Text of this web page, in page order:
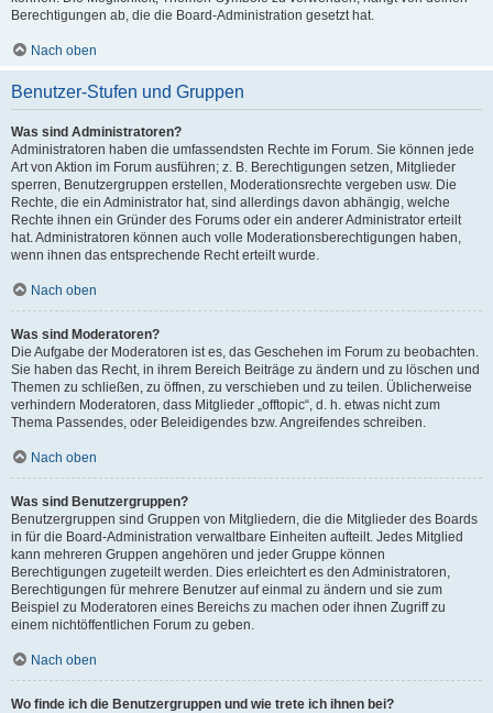
Berechtigungen ab, die die Board-Administration gesetzt hat.
Nach oben
Benutzer-Stufen und Gruppen
Was sind Administratoren?
Administratoren haben die umfassendsten Rechte im Forum. Sie können jede
Art von Aktion im Forum ausführen; z. B. Berechtigungen setzen, Mitglieder
sperren, Benutzergruppen erstellen, Moderationsrechte vergeben usw. Die
Rechte, die ein Administrator hat, sind allerdings davon abhängig, welche
Rechte ihnen ein Gründer des Forums oder ein anderer Administrator erteilt
hat. Administratoren können auch volle Moderationsberechtigungen haben,
wenn ihnen das entsprechende Recht erteilt wurde.
Nach oben
Was sind Moderatoren?
Die Aufgabe der Moderatoren ist es, das Geschehen im Forum zu beobachten.
Sie haben das Recht, in ihrem Bereich Beiträge zu ändern und zu löschen und
Themen zu schließen, zu öffnen, zu verschieben und zu teilen. Üblicherweise
verhindern Moderatoren, dass Mitglieder „offtopic“, d. h. etwas nicht zum
Thema Passendes, oder Beleidigendes bzw. Angreifendes schreiben.
Nach oben
Was sind Benutzergruppen?
Benutzergruppen sind Gruppen von Mitgliedern, die die Mitglieder des Boards
in für die Board-Administration verwaltbare Einheiten aufteilt. Jedes Mitglied
kann mehreren Gruppen angehören und jeder Gruppe können
Berechtigungen zugeteilt werden. Dies erleichtert es den Administratoren,
Berechtigungen für mehrere Benutzer auf einmal zu ändern und sie zum
Beispiel zu Moderatoren eines Bereichs zu machen oder ihnen Zugriff zu
einem nichtöffentlichen Forum zu geben.
Nach oben
Wo finde ich die Benutzergruppen und wie trete ich ihnen bei?